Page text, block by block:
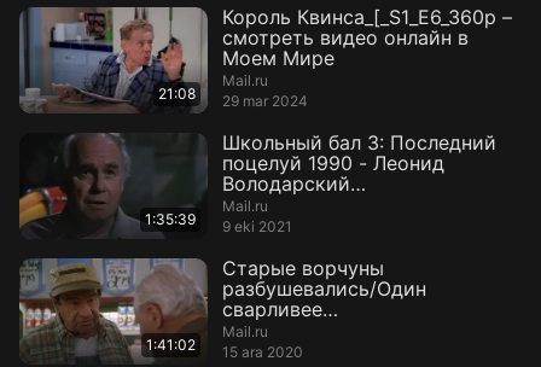
21:08
Король Квинса_[_S1_E6_360p –
смотреть видео онлайн в
Моем Мире
Mail.ru
29 mar 2024
1:35:39
Школьный бал 3: Последний
поцелуй 1990 - Леонид
Володарский
авторфильмов.рф
Mail.ru
9 eki 2021
1:41:02
Старые ворчуны
разбушевались/Один
сварливее
другого(авт.перевод Павел
Санаев)1995г
Mail.ru
15 ara 2020